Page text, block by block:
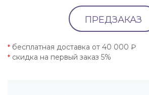
ПРЕДЗАКАЗ
* бесплатная доставка от 40 000 ₽
* скидка на первый заказ 5%